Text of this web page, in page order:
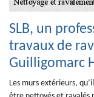
SLB, un
travaux de
Guilligomarc
Les murs extérieurs,